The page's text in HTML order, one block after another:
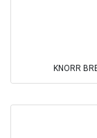
KNORR